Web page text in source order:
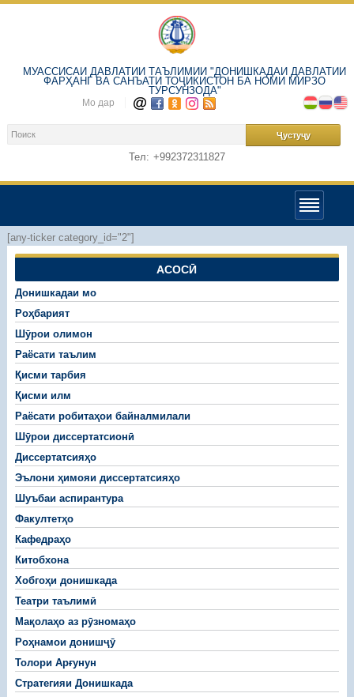
МУАССИСАИ ДАВЛАТИИ ТАЪЛИМИИ "ДОНИШКАДАИ ДАВЛАТИИ
ФАРҲАНГ ВА САНЪАТИ ТОҶИКИСТОН БА НОМИ МИРЗО
ТУРСУНЗОДА"
Мо дар
Тел: +992372311827
[any-ticker category_id="2"]
АСОСӢ
Донишкадаи мо
Роҳбарият
Шӯрои олимон
Раёсати таълим
Қисми тарбия
Қисми илм
Раёсати робитаҳои байналмилали
Шӯрои диссертатсионӣ
Диссертатсияҳо
Эълони ҳимояи диссертатсияҳо
Шуъбаи аспирантура
Факултетҳо
Кафедраҳо
Китобхона
Хобгоҳи донишкада
Театри таълимӣ
Мақолаҳо аз рӯзномаҳо
Роҳнамои донишҷӯ
Толори Арғунун
Стратегияи Донишкада